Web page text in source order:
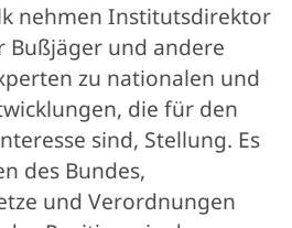
nehmen Institutsdirektor
Bußjäger und andere
zu nationalen und
die für den
sind, Stellung. Es
des Bundes,
und Verordnungen